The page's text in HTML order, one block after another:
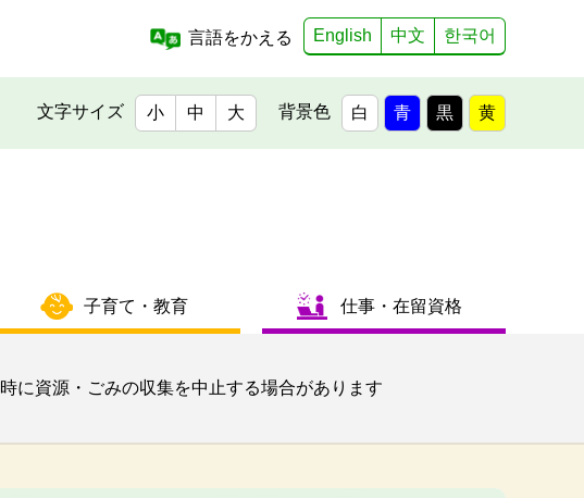
言語をかえる
English 中文 한국어
文字サイズ 小 中 大 背景色 白 青 黒 黄
子育て・教育 仕事・在留資格
に資源・ごみの収集を中止する場合があります